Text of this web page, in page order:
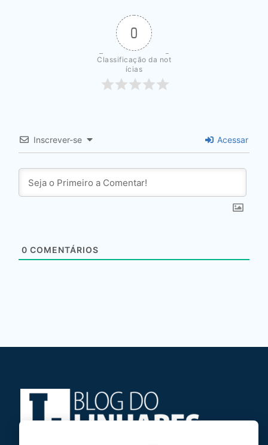
0
Classificação da not
ícias
Inscrever-se Acessar
0 COMENTÁRIOS